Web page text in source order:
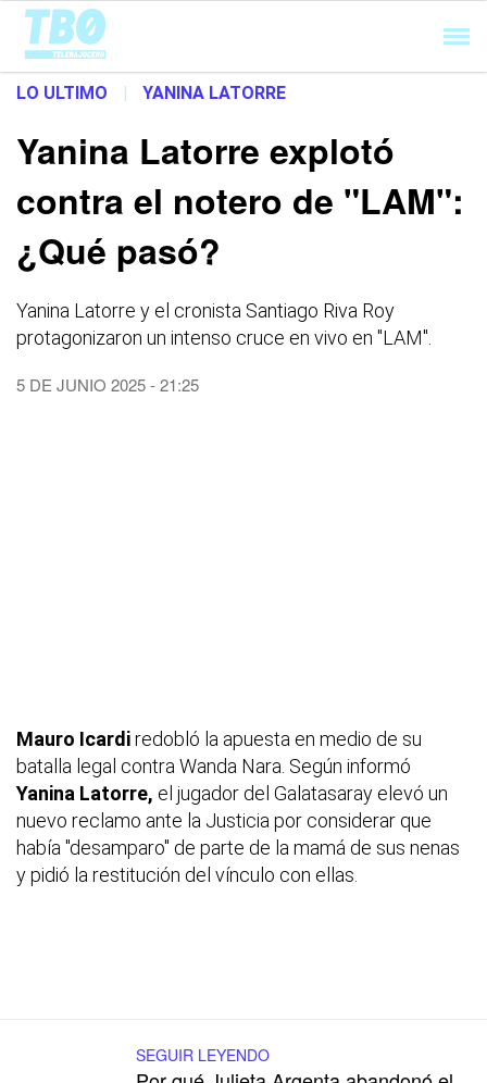
Cargando...
LO ULTIMO | YANINA LATORRE
Yanina Latorre explotó
contra el notero de "LAM":
¿Qué pasó?
Yanina Latorre y el cronista Santiago Riva Roy
protagonizaron un intenso cruce en vivo en "LAM".
5 DE JUNIO 2025 - 21:25
Mauro Icardiredobló la apuesta en medio de su
batalla legal contra Wanda Nara. Según informó
Yanina Latorre, el jugador del Galatasaray elevó un
nuevo reclamo ante la Justicia por considerar que
había "desamparo" de parte de la mamá de sus nenas
y pidió la restitución del vínculo con ellas.
SEGUIR LEYENDO